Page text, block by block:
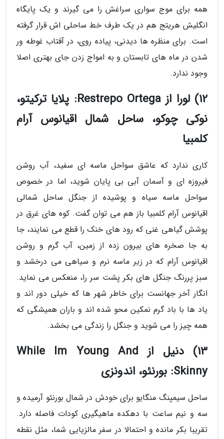
همه برای موج سواری سراغش را می گیرند و یک پایگاه
انگلیش هریتج هم در یک طرف خط ساحلی اش قرار گرفته
است. برای منظره ها دیدنی، پیاده روی، در آفتاب غوطه ور
شدن در ماه های تابستان و به امواج زدن جای بهتری اصلا
وجود ندارد.
12) لورا از Restrepo Ortega: پلایا ترکیتو،
نوکی چوکو، ساحل شمال اقیانوس آرام
کلمبیا
کاری ندارد که عاشق سواحل ماسه ای سفید، آب روشن
فیروزه ای و آسمان آبی بی پایان شوید، اما در خصوص
سواحل ماسه سیاه و پوشیده از جنگل ساحل شمالی
اقیانوس آرام کلمبیا باز هم می توان گفت. کوه های غرق در
پوشش گیاهی غنی که رود های خنک را قطع می نمایند، جا
به جا صخره های بیرون زده از زمین، آب گرم و روشن
اقیانوس آرام که در زیر ماسه نرم و سیاهی می درخشد و
سبز پررنگ جنگل های بکر پشت سر را، منعکس می نماید.
انگار آخر جهانست برای خاطر شهر ها که خیلی دور اند و
یاد ها با باد گرم نمکین محو شده اند و باران همیشگی که
همه چیز را می شوید و جنگل را زندگی می بخشد.
13) دنیل از While Im Young And
Skinny: بورنئو، اندونزی
ساحل سیمپنگ منگایو برای خودش در شمال بورنئو آرمیده و
سه و نیم ساعت با دهکده ماهیگیری کودات فاصله دارد.
تقریبا بکر مانده و احتمالا در سفر مالزیایی شما، مثل نقطه